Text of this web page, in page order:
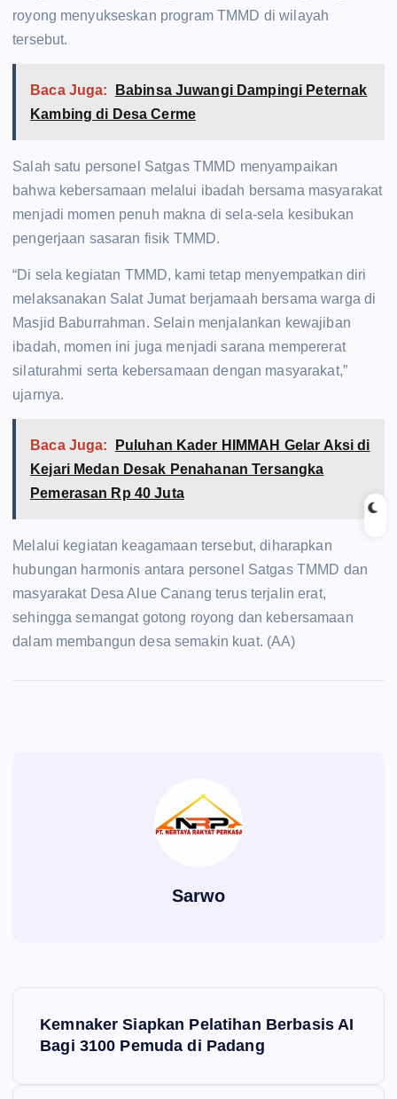
royong menyukseskan program TMMD di wilayah
tersebut.
Baca Juga:
Babinsa Juwangi Dampingi Peternak
Kambing di Desa Cerme
Salah satu personel Satgas TMMD menyampaikan
bahwa kebersamaan melalui ibadah bersama masyarakat
menjadi momen penuh makna di sela-sela kesibukan
pengerjaan sasaran fisik TMMD.
“Di sela kegiatan TMMD, kami tetap menyempatkan diri
melaksanakan Salat Jumat berjamaah bersama warga di
Masjid Baburrahman. Selain menjalankan kewajiban
ibadah, momen ini juga menjadi sarana mempererat
silaturahmi serta kebersamaan dengan masyarakat,”
ujarnya.
Baca Juga:
Puluhan Kader HIMMAH Gelar Aksi di
Kejari Medan Desak Penahanan Tersangka
Pemerasan Rp 40 Juta
Melalui kegiatan keagamaan tersebut, diharapkan
hubungan harmonis antara personel Satgas TMMD dan
masyarakat Desa Alue Canang terus terjalin erat,
sehingga semangat gotong royong dan kebersamaan
dalam membangun desa semakin kuat. (AA)
Sarwo
Kemnaker Siapkan Pelatihan Berbasis AI
Bagi 3100 Pemuda di Padang